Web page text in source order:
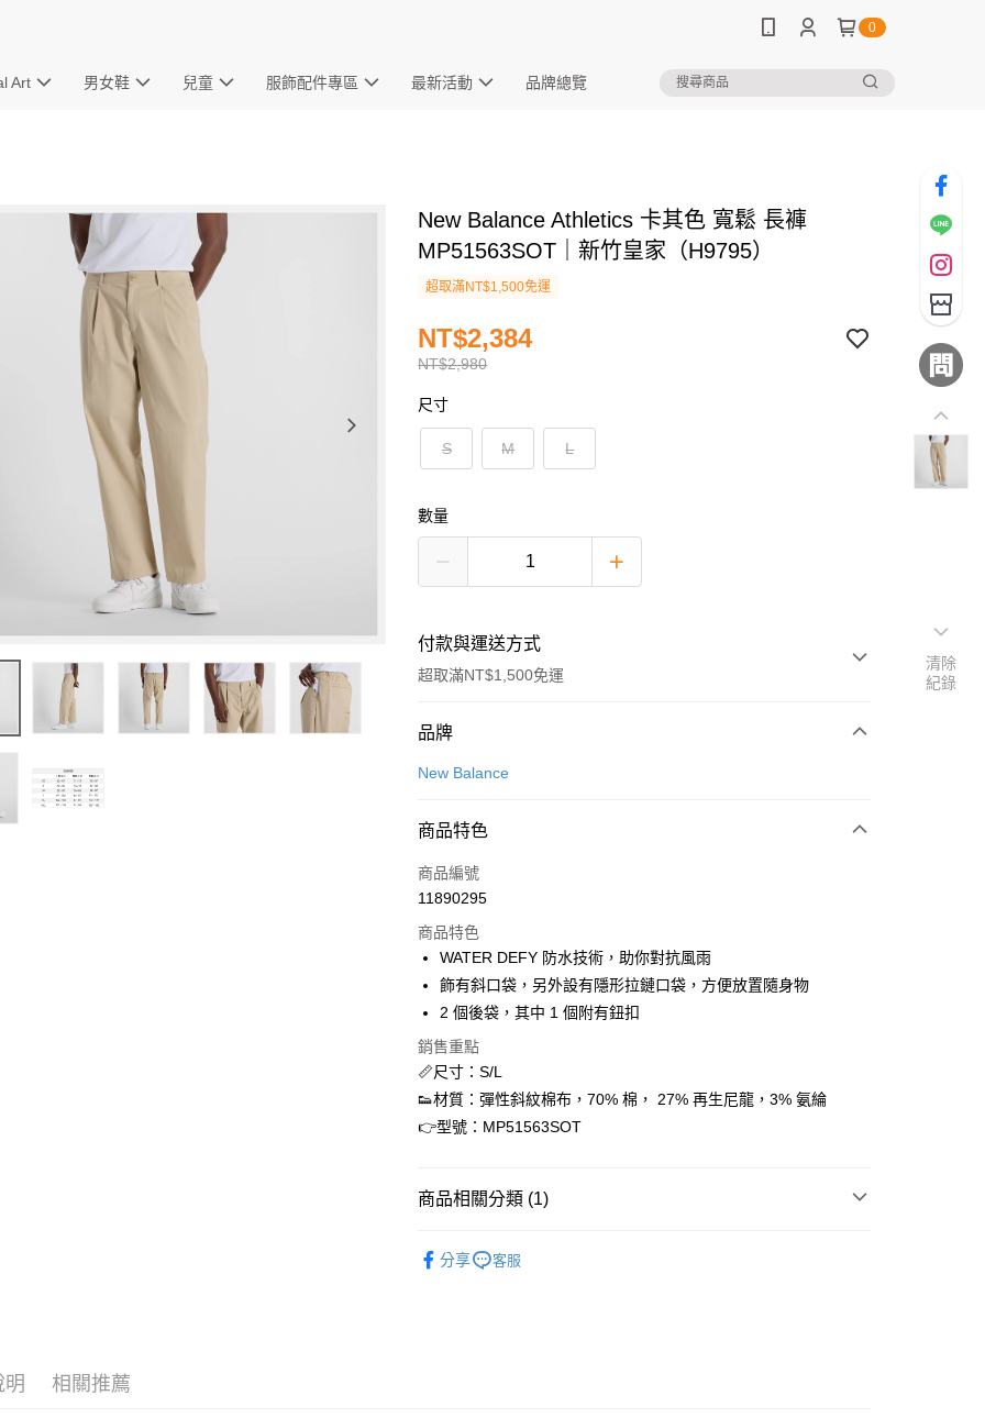
0
Art 男女鞋 兒童 服飾配件專區 最新活動 品牌總覽
New Balance Athletics 卡其色 寬鬆 長褲
MP51563SOT｜新竹皇家（H9795）
超取滿NT$1,500免運
NT$2,980
NT$2,384
尺寸
S M L
數量
付款與運送方式
超取滿NT$1,500免運
付款方式
信用卡一次付款
合作金庫商業銀行
華南商業銀行
上海商業儲蓄銀行
國泰世華商業銀行
兆豐國際商業銀行
臺灣中小企業銀行
台中商業銀行
聯邦商業銀行
元大商業銀行
玉山商業銀行
台新國際商業銀行
中國信託商業銀行
超商取貨付款
LINE Pay
街口支付
悠遊付
ATM付款
全家取貨付款
付款後全家取貨
品牌
New Balance
商品特色
商品編號
11890295
商品特色
WATER DEFY 防水技術，助你對抗風雨
飾有斜口袋，另外設有隱形拉鏈口袋，方便放置隨身物
2 個後袋，其中 1 個附有鈕扣
銷售重點
📏尺寸：S/L
👟材質：彈性斜紋棉布，70% 棉， 27% 再生尼龍，3% 氨綸
👉型號：MP51563SOT
商品相關分類 (1)
分享
客服
明 相關推薦
清除
紀錄